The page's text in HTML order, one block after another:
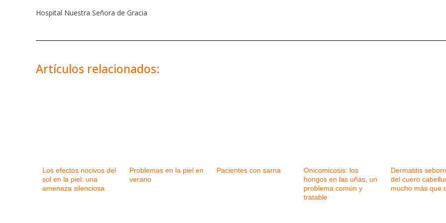
Hospital Nuestra Señora de Gracia
Artículos relacionados:
Los efectos nocivos del
sol en la piel: una
amenaza silenciosa
Problemas en la piel en
verano
Pacientes con sarna
Onicomicosis: los
hongos en las uñas, un
problema común y
tratable
Dermatitis
del cuero
mucho más que